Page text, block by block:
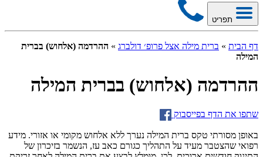
תפריט
דף הבית » ברית מילה אצל פרופ׳ דולברג » ההרדמה (אלחוש) בברית
המילה
ההרדמה (אלחוש) בברית המילה
שתפו את הדף בפייסבוק
באופן מסורתי טקס ברית המילה נערך ללא אלחוש מקומי או אזורי. מידע
רפואי שהצטבר מעיד על התהליך כגורם כאב עז, הנשמר בזיכרון של